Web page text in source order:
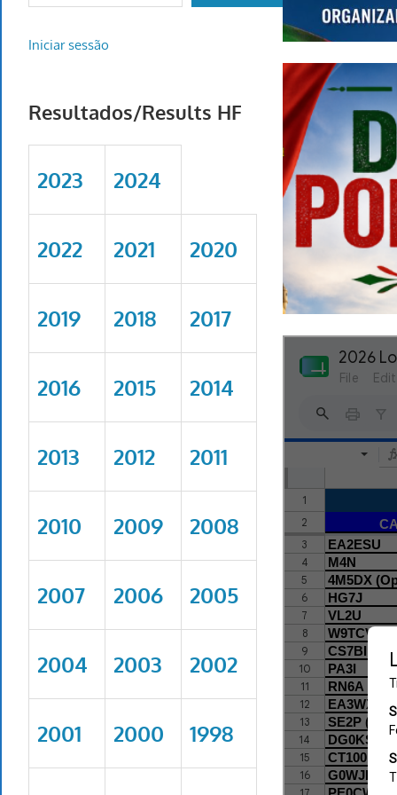
Iniciar sessão
Resultados/Results HF
2023 2024
2022 2021 2020
2019 2018 2017
2016 2015 2014
2013 2012 2011
2010 2009 2008
2007 2006 2005
2004 2003 2002
2001 2000 1998